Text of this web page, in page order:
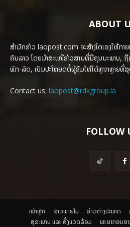
ABOUT
ສຳນັກຂ່າວ laopost.com ຈະສ້າງໂຕເອງໃຫ້ກ
ຄົນລາວ ໂດຍນຳສະເໜີຂ່າວສານທີ່ມີຄຸນນະພາບ, ຖື
ພັກ-ລັດ, ເປັນປະໂຫຍດຕໍ່ຜູ້ຊົມໃຫ້ໄດ້ຫຼາກຫຼາຍທີ່
Contact us: laopost@rdkgroup.la
FOLLOW
ໜ້າຫຼັກ ຂ່າວພາຍ​ໃນ ຂ່າວຕ່າງປະເທດ
ສຸຂະພາບ ແລະ ສີ່ງແວດລ້ອມ
ພະຍາກອນອ